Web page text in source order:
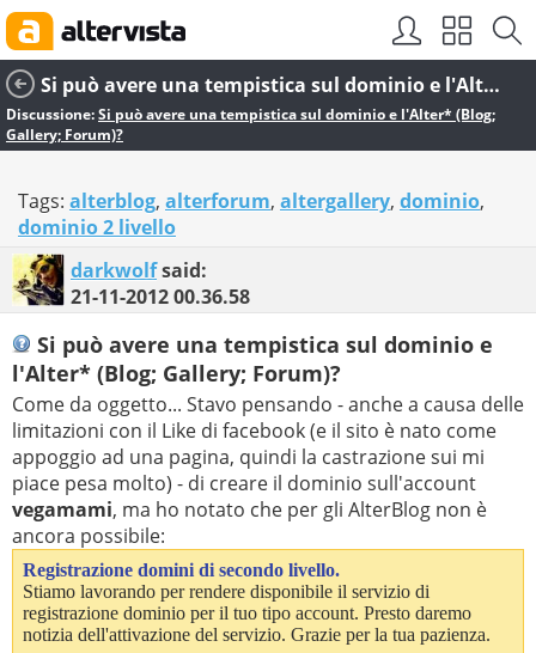
Si può avere una tempistica sul dominio e l'Alter* (Blog; Gallery; Forum)?
Discussione:Si può avere una tempistica sul dominio e l'Alter* (Blog;
Gallery; Forum)?
Tags: alterblog, alterforum, altergallery, dominio,
dominio 2 livello
darkwolfsaid:
21-11-201200.36.58
Si può avere una tempistica sul dominio e
l'Alter* (Blog; Gallery; Forum)?
Come da oggetto... Stavo pensando - anche a causa delle
limitazioni con il Like di facebook (e il sito è nato come
appoggio ad una pagina, quindi la castrazione sui mi
piace pesa molto) - di creare il dominio sull'account
vegamami, ma ho notato che per gli AlterBlog non è
ancora possibile:
Registrazione domini di secondo livello.
Stiamo lavorando per rendere disponibile il servizio di
registrazione dominio per il tuo tipo account. Presto daremo
notizia dell'attivazione del servizio. Grazie per la tua pazienza.